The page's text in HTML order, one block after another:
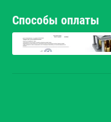
Способы оплаты